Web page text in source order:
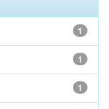
1
1
1